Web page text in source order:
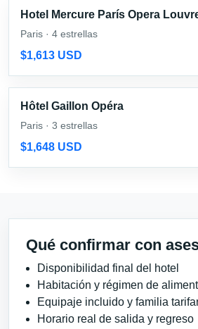
Hotel Mercure París Opera
Paris · 4 estrellas
$1,613 USD
Hôtel Gaillon Opéra
Paris · 3 estrellas
$1,648 USD
Qué confirmar con
Disponibilidad final del hotel
Habitación y régimen de
Equipaje incluido y familia
Horario real de salida y regreso